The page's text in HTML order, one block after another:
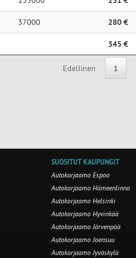
37000 280 €
345 €
Edellinen 1
SUOSITUT KAUPUNGIT
Autokorjaamo Espoo
Autokorjaamo Hämeenlinna
Autokorjaamo Helsinki
Autokorjaamo Hyvinkää
Autokorjaamo Järvenpää
Autokorjaamo Joensuu
Autokorjaamo Jyväskylä